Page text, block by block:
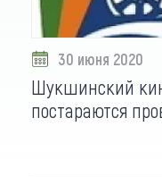
30 июня 2020
Шукшинский
постараются